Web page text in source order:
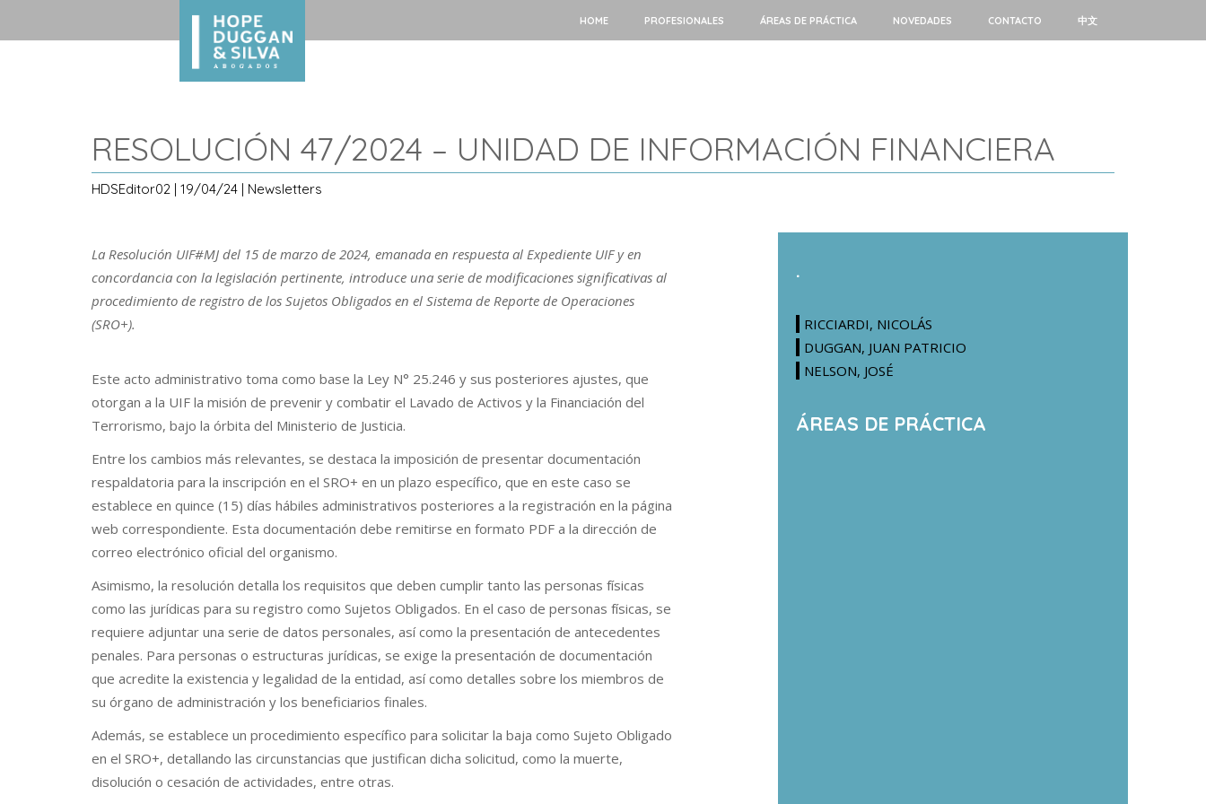
HOME PROFESIONALES ÁREAS DE PRÁCTICA NOVEDADES CONTACTO 中文
RESOLUCIÓN 47/2024 – UNIDAD DE INFORMACIÓN FINANCIERA
HDSEditor02 | 19/04/24 | Newsletters
La Resolución UIF#MJ del 15 de marzo de 2024, emanada en respuesta al Expediente UIF y en
concordancia con la legislación pertinente, introduce una serie de modificaciones significativas al
procedimiento de registro de los Sujetos Obligados en el Sistema de Reporte de Operaciones
(SRO+).
Este acto administrativo toma como base la Ley N° 25.246 y sus posteriores ajustes, que
otorgan a la UIF la misión de prevenir y combatir el Lavado de Activos y la Financiación del
Terrorismo, bajo la órbita del Ministerio de Justicia.
Entre los cambios más relevantes, se destaca la imposición de presentar documentación
respaldatoria para la inscripción en el SRO+ en un plazo específico, que en este caso se
establece en quince (15) días hábiles administrativos posteriores a la registración en la página
web correspondiente. Esta documentación debe remitirse en formato PDF a la dirección de
correo electrónico oficial del organismo.
Asimismo, la resolución detalla los requisitos que deben cumplir tanto las personas físicas
como las jurídicas para su registro como Sujetos Obligados. En el caso de personas físicas, se
requiere adjuntar una serie de datos personales, así como la presentación de antecedentes
penales. Para personas o estructuras jurídicas, se exige la presentación de documentación
que acredite la existencia y legalidad de la entidad, así como detalles sobre los miembros de
su órgano de administración y los beneficiarios finales.
Además, se establece un procedimiento específico para solicitar la baja como Sujeto Obligado
en el SRO+, detallando las circunstancias que justifican dicha solicitud, como la muerte,
disolución o cesación de actividades, entre otras.
.
RICCIARDI, NICOLÁS
DUGGAN, JUAN PATRICIO
NELSON, JOSÉ
ÁREAS DE PRÁCTICA